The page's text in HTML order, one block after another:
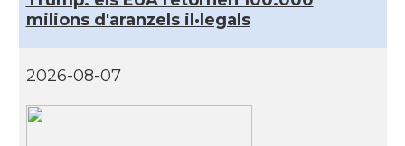
milions d'aranzels il·legals
2026-08-07